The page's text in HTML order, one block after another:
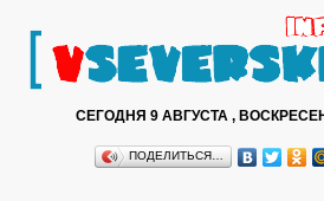
СЕГОДНЯ 9 АВГУСТА ,
ПОДЕЛИТЬСЯ…